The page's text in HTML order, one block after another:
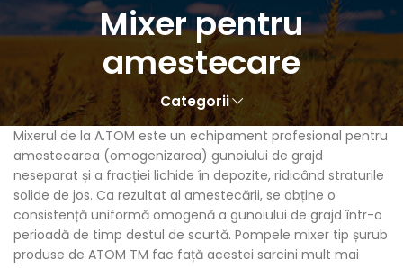
Mixer pentru
amestecare
Categorii
Mixerul de la A.TOM este un echipament profesional pentru
amestecarea (omogenizarea) gunoiului de grajd
neseparat și a fracției lichide în depozite, ridicând straturile
solide de jos. Ca rezultat al amestecării, se obține o
consistență uniformă omogenă a gunoiului de grajd într-o
perioadă de timp destul de scurtă. Pompele mixer tip șurub
produse de ATOM TM fac față acestei sarcini mult mai